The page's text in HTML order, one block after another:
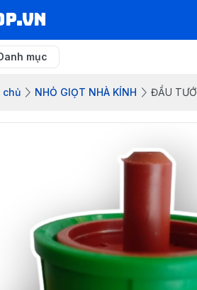
mục
chủ NHỎ GIỌT NHÀ KÍNH ĐẦU